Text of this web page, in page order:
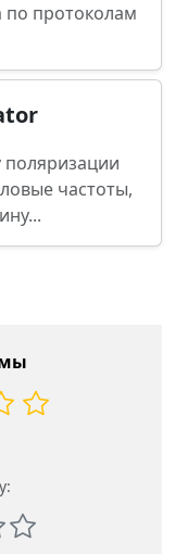
по протоколам
частоты,